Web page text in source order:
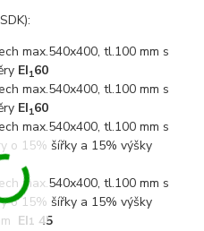
max.540x400, tl.100 mm s
EI160
max.540x400, tl.100 mm s
EI160
max.540x400, tl.100 mm s
o 15% šířky a 15% výšky
max.540x400, tl.100 mm s
o 15% šířky a 15% výšky
EI1 45